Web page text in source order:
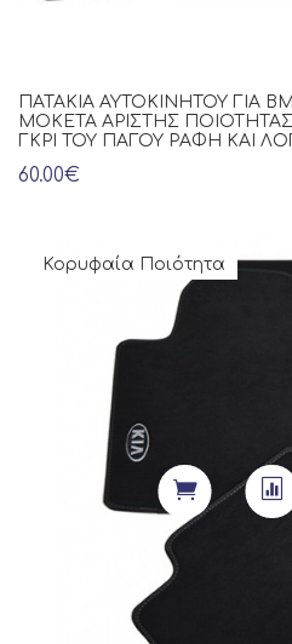
ΠΑΤΆΚΙΑ ΑΥΤΟΚΙΝΉΤΟΥ ΓΙΑ
ΜΟΚΈΤΑ ΆΡΙΣΤΗΣ
ΓΚΡΙ ΤΟΥ ΠΆΓΟΥ ΡΑΦΉ ΚΑΙ
60.00€
Κορυφαία Ποιότητα